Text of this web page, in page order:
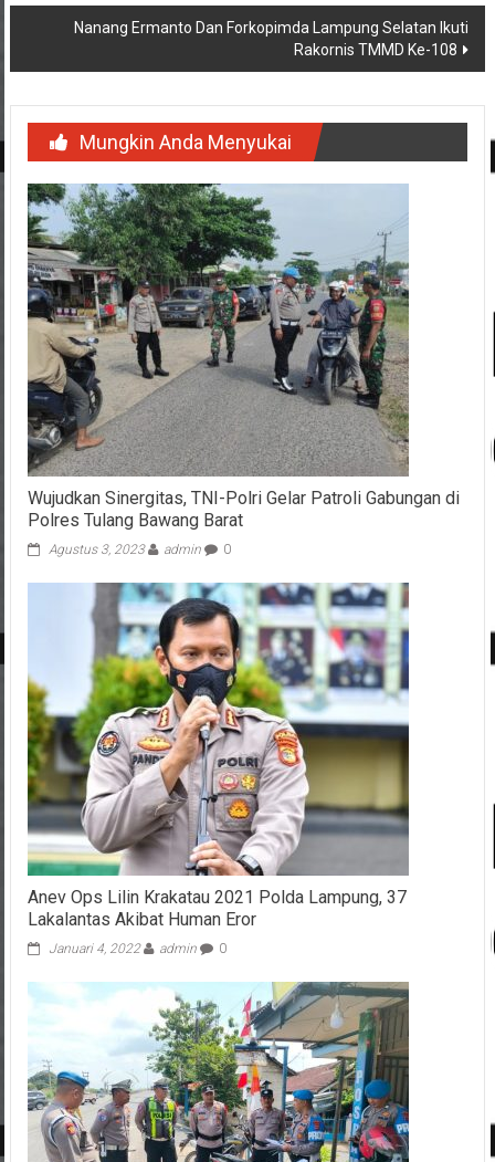
Nanang Ermanto Dan Forkopimda Lampung Selatan Ikuti
Rakornis TMMD Ke-108
Mungkin Anda Menyukai
Wujudkan Sinergitas, TNI-Polri Gelar Patroli Gabungan di
Polres Tulang Bawang Barat
Agustus 3, 2023 admin 0
Anev Ops Lilin Krakatau 2021 Polda Lampung, 37
Lakalantas Akibat Human Eror
Januari 4, 2022 admin 0